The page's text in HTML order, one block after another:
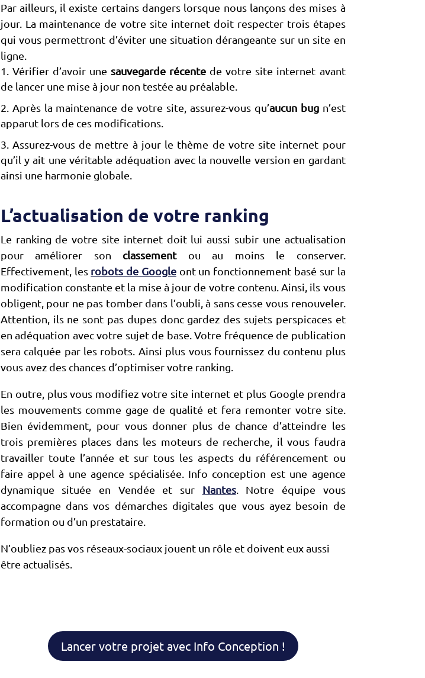
Par ailleurs, il existe certains dangers lorsque nous lançons des mises à
jour. La maintenance de votre site internet doit respecter trois étapes
qui vous permettront d’éviter une situation dérangeante sur un site en
ligne.
Vérifier d’avoir unesauvegarde récente de votre site internet avant
de lancer une mise à jour non testée au préalable.
Après la maintenance de votre site, assurez-vous qu’aucun bugn’est
apparut lors de ces modifications.
Assurez-vous de mettre à jour le thème de votre site internet pour
qu’il y ait une véritable adéquation avec la nouvelle version en gardant
ainsi une harmonie globale.
L’actualisation de votre ranking
Le ranking de votre site internet doit lui aussi subir une actualisation
pour améliorer son classementou au moins le conserver.
Effectivement, les robots de Googleont un fonctionnement basé sur la
modification constante et la mise à jour de votre contenu. Ainsi, ils vous
obligent, pour ne pas tomber dans l’oubli, à sans cesse vous renouveler.
Attention, ils ne sont pas dupes donc gardez des sujets perspicaces et
en adéquation avec votre sujet de base. Votre fréquence de publication
sera calquée par les robots. Ainsi plus vous fournissez du contenu plus
vous avez des chances d’optimiser votre ranking.
En outre, plus vous modifiez votre site internet et plus Google prendra
les mouvements comme gage de qualité et fera remonter votre site.
Bien évidemment, pour vous donner plus de chance d’atteindre les
trois premières places dans les moteurs de recherche, il vous faudra
travailler toute l’année et sur tous les aspects du référencement ou
faire appel à une agence spécialisée. Info conception est une agence
dynamique située en Vendée et sur Nantes. Notre équipe vous
accompagne dans vos démarches digitales que vous ayez besoin de
formation ou d’un prestataire.
N’oubliez pas vos réseaux-sociaux jouent un rôle et doivent eux aussi
être actualisés.
Lancer votre projet avec Info Conception !